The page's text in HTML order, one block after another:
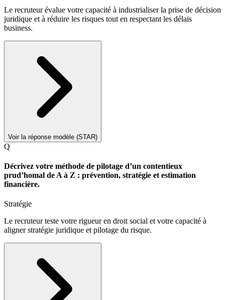
Le recruteur évalue votre capacité à industrialiser la prise de décision
juridique et à réduire les risques tout en respectant les délais
business.
Voir la réponse modèle (STAR)
Q
Décrivez votre méthode de pilotage d’un contentieux
prud’homal de A à Z : prévention, stratégie et estimation
financière.
Stratégie
Le recruteur teste votre rigueur en droit social et votre capacité à
aligner stratégie juridique et pilotage du risque.